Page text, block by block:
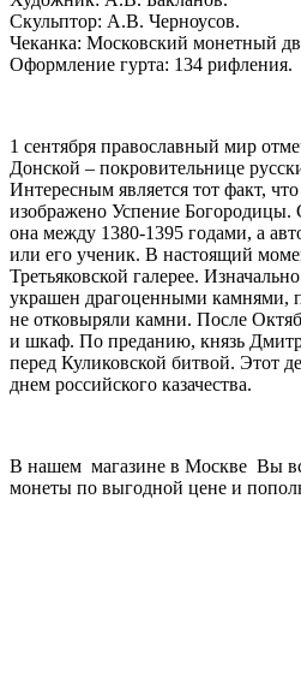
Скульптор: А.В. Черноусов.
Чеканка: Московский монетный
Оформление гурта: 134 рифления.
1 сентября православный мир
Донской – покровительнице
Интересным является тот факт,
изображено Успение Богородицы.
она между 1380-1395 годами, а
или его ученик. В настоящий
Третьяковской галерее.
украшен драгоценными камнями,
не отковыряли камни. После
и шкаф. По преданию, князь
перед Куликовской битвой. Этот
днем российского казачества.
В нашем магазине в Москве Вы
монеты по выгодной цене и